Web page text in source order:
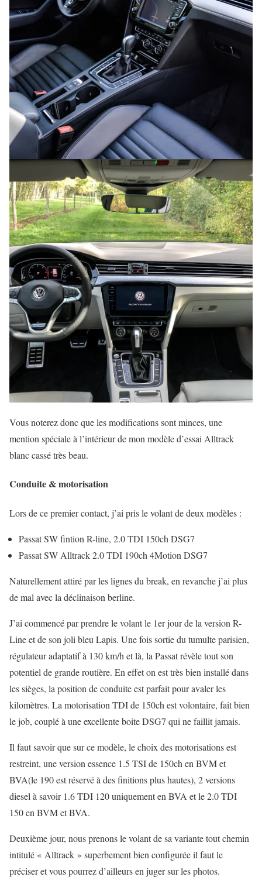
Vous noterez donc que les modifications sont minces, une
mention spéciale à l’intérieur de mon modèle d’essai Alltrack
blanc cassé très beau.
Conduite & motorisation
Lors de ce premier contact, j’ai pris le volant de deux modèles :
Passat SW fintion R-line, 2.0 TDI 150ch DSG7
Passat SW Alltrack 2.0 TDI 190ch 4Motion DSG7
Naturellement attiré par les lignes du break, en revanche j’ai plus
de mal avec la déclinaison berline.
J’ai commencé par prendre le volant le 1er jour de la version R-
Line et de son joli bleu Lapis. Une fois sortie du tumulte parisien,
régulateur adaptatif à 130 km/h et là, la Passat révèle tout son
potentiel de grande routière. En effet on est très bien installé dans
les sièges, la position de conduite est parfait pour avaler les
kilomètres. La motorisation TDI de 150ch est volontaire, fait bien
le job, couplé à une excellente boite DSG7 qui ne faillit jamais.
Il faut savoir que sur ce modèle, le choix des motorisations est
restreint, une version essence 1.5 TSI de 150ch en BVM et
BVA(le 190 est réservé à des finitions plus hautes), 2 versions
diesel à savoir 1.6 TDI 120 uniquement en BVA et le 2.0 TDI
150 en BVM et BVA.
Deuxième jour, nous prenons le volant de sa variante tout chemin
intitulé « Alltrack » superbement bien configurée il faut le
préciser et vous pourrez d’ailleurs en juger sur les photos.